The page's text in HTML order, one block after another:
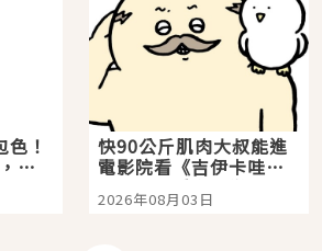
！
閉
快90公斤肌肉大叔能進
電影院看《吉伊卡哇》
嗎？日本重金屬樂團
「打首」會長與nagano
2026年08月03日